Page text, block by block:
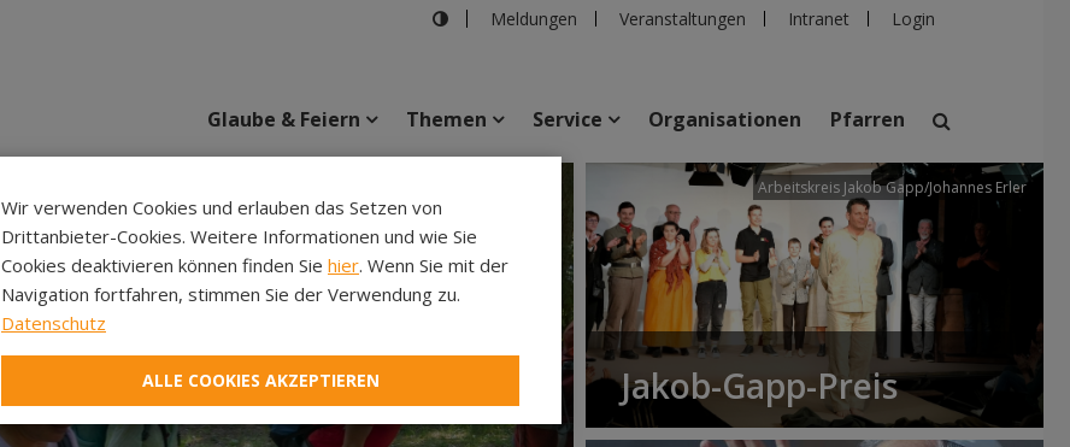
Meldungen Veranstaltungen Intranet Login
suchen
Veranstaltungen Personen Pfarren Einrichtungen
Glaube & Feiern Themen Service Organisationen Pfarren
Arbeitskreis Jakob Gapp/Johannes Erler
Jakob-Gapp-Preis
Wir verwenden Cookies und erlauben das Setzen von
Drittanbieter-Cookies. Weitere Informationen und wie Sie
Cookies deaktivieren können finden Sie hier. Wenn Sie mit der
Navigation fortfahren, stimmen Sie der Verwendung zu.
Datenschutz
ALLE COOKIES AKZEPTIEREN